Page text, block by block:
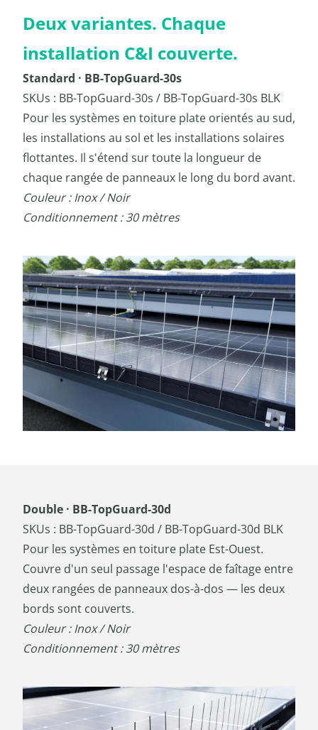
Deux variantes. Chaque
installation C&I couverte.
Standard · BB-TopGuard-30s
SKUs : BB-TopGuard-30s / BB-TopGuard-30s BLK
Pour les systèmes en toiture plate orientés au sud,
les installations au sol et les installations solaires
flottantes. Il s'étend sur toute la longueur de
chaque rangée de panneaux le long du bord avant.
Couleur : Inox / Noir
Conditionnement : 30 mètres
Double · BB-TopGuard-30d
SKUs : BB-TopGuard-30d / BB-TopGuard-30d BLK
Pour les systèmes en toiture plate Est-Ouest.
Couvre d'un seul passage l'espace de faîtage entre
deux rangées de panneaux dos-à-dos — les deux
bords sont couverts.
Couleur : Inox / Noir
Conditionnement : 30 mètres